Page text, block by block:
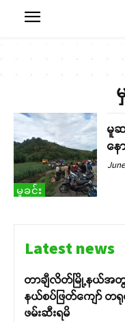
မှုခင်း
မူ
နေ
Latest news
တာချီလိတ်မြို့နယ်အတွ
နယ်စပ်ဖြတ်ကျော် တရု
ဖမ်းဆီးရမိ